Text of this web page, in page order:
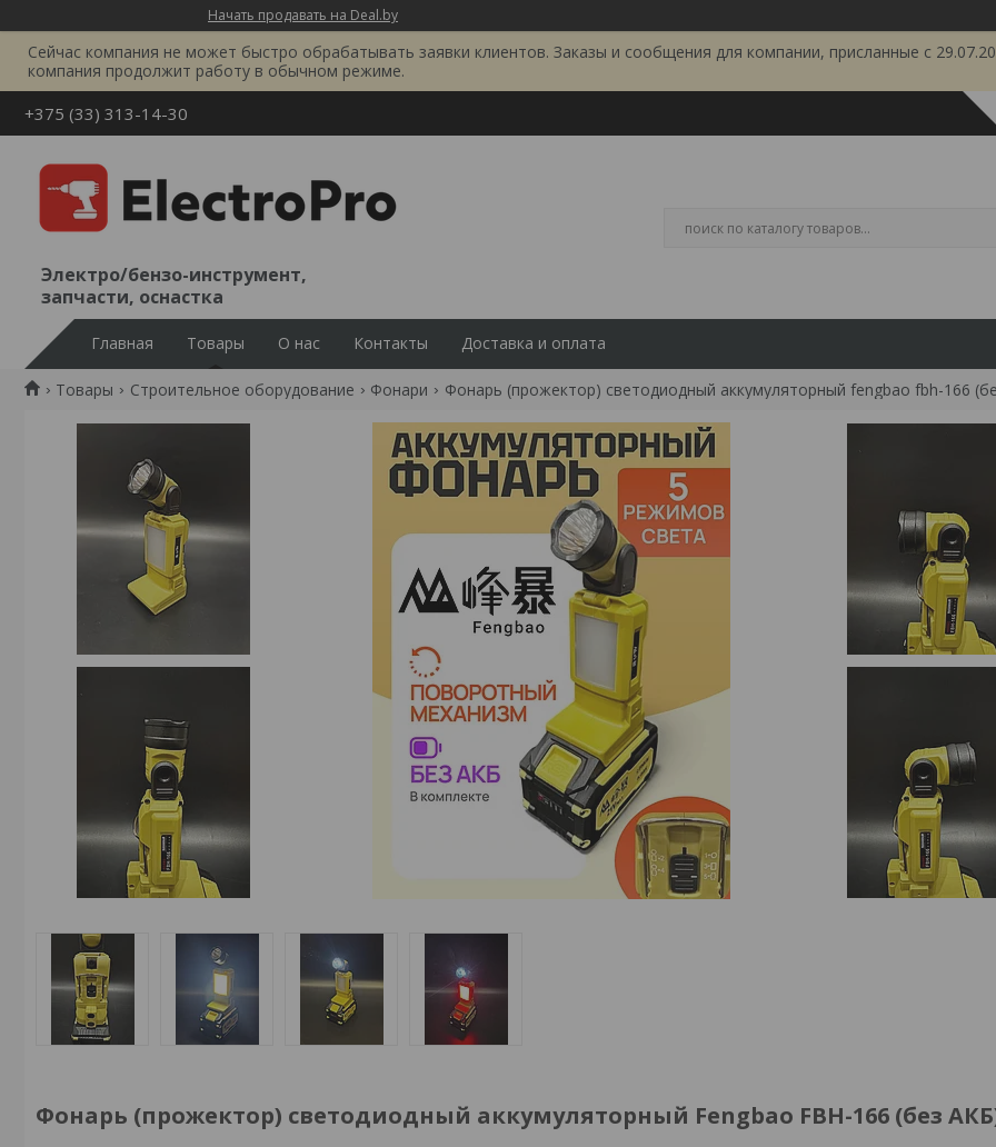
Начать продавать на Deal.by
Сейчас компания не может быстро обрабатывать заявки клиентов. Заказы и сообщения для компании, присланные с
компания продолжит работу в обычном режиме.
+375 (33) 313-14-30
Электро/бензо-инструмент,
запчасти, оснастка
Главная Товары О нас Контакты Доставка и оплата
Товары Строительное оборудование Фонари Фонарь (прожектор) светодиодный аккумуляторный fengbao fbh-166
Фонарь (прожектор) светодиодный аккумуляторный Fengbao FBH-166 (без